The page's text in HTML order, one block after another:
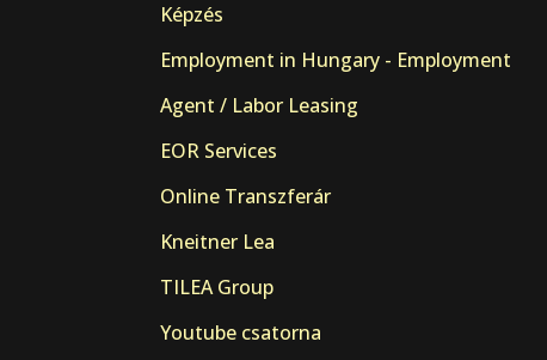
Képzés
Employment in Hungary - Employment
Agent / Labor Leasing
EOR Services
Online Transzferár
Kneitner Lea
TILEA Group
Youtube csatorna